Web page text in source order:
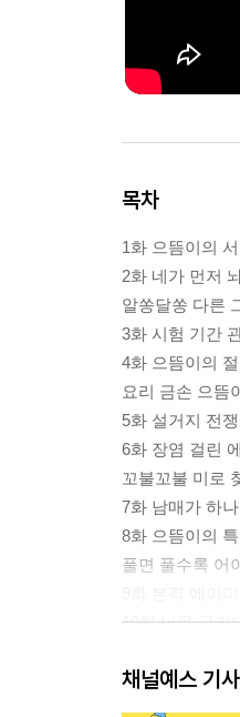
목차
1화 으뜸이의
2화 네가 먼저
알쏭달쏭 다른
3화 시험 기간
4화 으뜸이의
요리 금손 으뜸
5화 설거지 전
6화 장염 걸린
꼬불꼬불 미로
7화 남매가 하
8화 으뜸이의
풀면 풀수록 어
10화 너무 공감
11화 에이미, 호
12화 몰래 본
채널예스 기사